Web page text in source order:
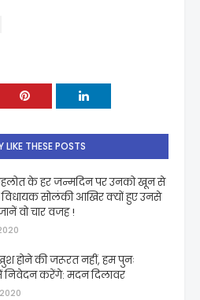
LIKE THESE POSTS
के हर जन्मदिन पर उनको खून से
सोलंकी आखिर क्यों हुए उनसे
वो चार वजह !
होने की जरूरत नहीं, हम पुनः
निवेदन करेंगे: मदन दिलावर